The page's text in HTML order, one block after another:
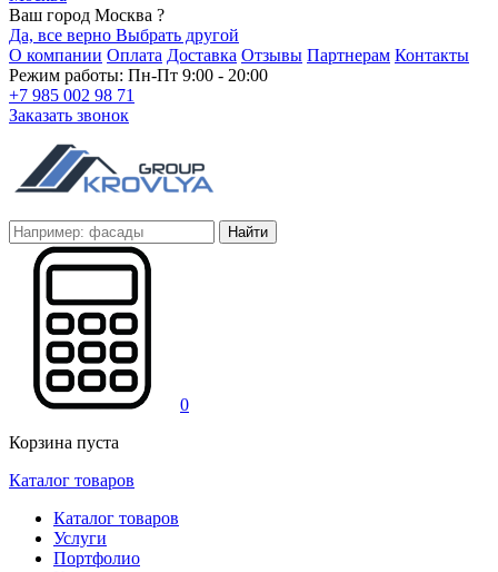
Ваш город Москва ?
Да, все верно Выбрать другой
О компании Оплата Доставка Отзывы Партнерам Контакты
Режим работы: Пн-Пт 9:00 - 20:00
+7 985 002 98 71
Заказать звонок
Найти
0
Корзина пуста
Каталог товаров
Каталог товаров
Услуги
Портфолио